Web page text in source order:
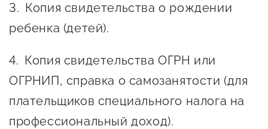
Каталог грантов
Конкурсы для
предпринимателей
Копия свидетельства о рождении
ребенка (детей).
Копия свидетельства ОГРН или
ОГРНИП, справка о самозанятости (для
плательщиков специального налога на
профессиональный доход).